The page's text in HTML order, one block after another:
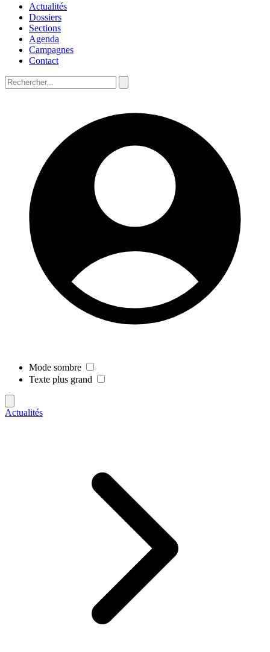
Actualités
Dossiers
Sections
Agenda
Campagnes
Contact
Mode sombre
Texte plus grand
Actualités